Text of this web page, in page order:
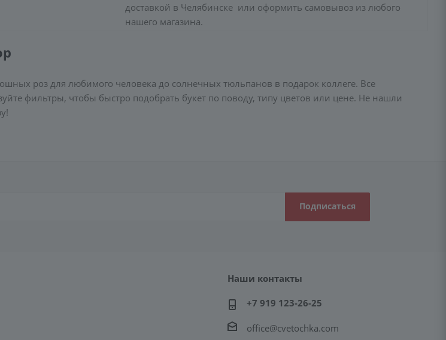
доставкой в Челябинске или оформить самовывоз из любого
нашего магазина.
роз для любимого человека до солнечных тюльпанов в подарок коллеге. Все
фильтры, чтобы быстро подобрать букет по поводу, типу цветов или цене. Не нашли
Наши контакты
+7 919 123-26-25
office@cvetochka.com